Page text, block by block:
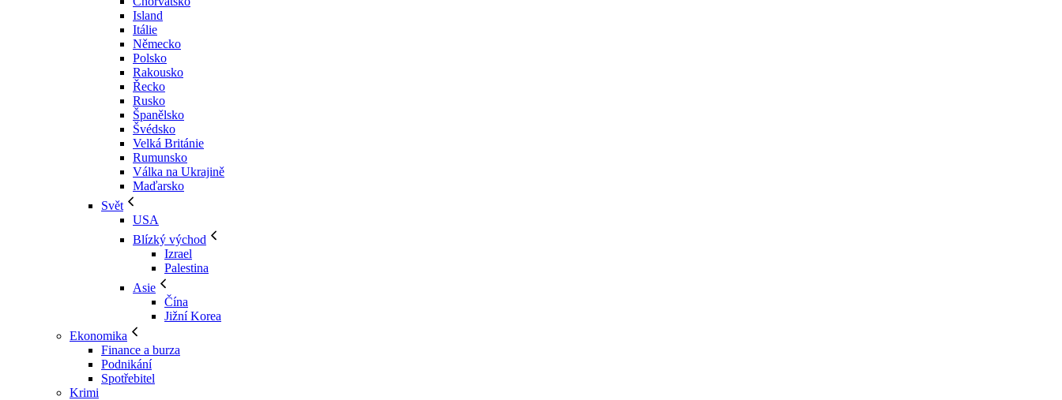
Island
Itálie
Německo
Polsko
Rakousko
Řecko
Rusko
Španělsko
Švédsko
Velká Británie
Rumunsko
Válka na Ukrajině
Maďarsko
Svět
USA
Blízký východ
Izrael
Palestina
Asie
Čína
Jižní Korea
Ekonomika
Finance a burza
Podnikání
Spotřebitel
Krimi